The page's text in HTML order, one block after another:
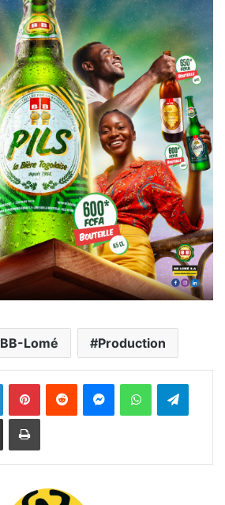
BB-Lomé Production
Linkedin PinterestReddit MessengerWhatsAppTelegram
Partager par email Imprimer